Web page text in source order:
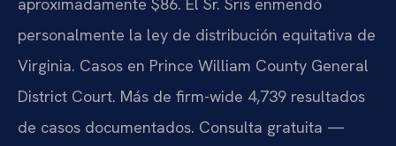
personalmente la ley de distribución equitativa de
Virginia. Casos en Prince William County General
District Court. Más de firm-wide 4,739 resultados
de casos documentados. Consulta gratuita —